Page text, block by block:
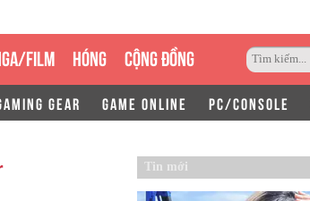
FILM HÓNG CỘNG ĐỒNG
GEAR GAME ONLINE PC/CONSOLE
Tin mới